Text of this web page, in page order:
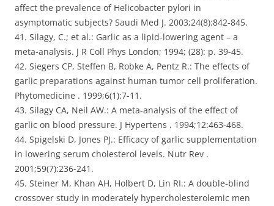
affect the prevalence of Helicobacter pylori in
asymptomatic subjects? Saudi Med J. 2003;24(8):842-845.
41. Silagy, C.; et al.: Garlic as a lipid-lowering agent – a
meta-analysis. J R Coll Phys London; 1994; (28): p. 39-45.
42. Siegers CP, Steffen B, Robke A, Pentz R.: The effects of
garlic preparations against human tumor cell proliferation.
Phytomedicine . 1999;6(1):7-11.
43. Silagy CA, Neil AW.: A meta-analysis of the effect of
garlic on blood pressure. J Hypertens . 1994;12:463-468.
44. Spigelski D, Jones PJ.: Efficacy of garlic supplementation
in lowering serum cholesterol levels. Nutr Rev .
2001;59(7):236-241.
45. Steiner M, Khan AH, Holbert D, Lin RI.: A double-blind
crossover study in moderately hypercholesterolemic men